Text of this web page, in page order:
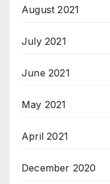
August 2021
July 2021
June 2021
May 2021
April 2021
December 2020